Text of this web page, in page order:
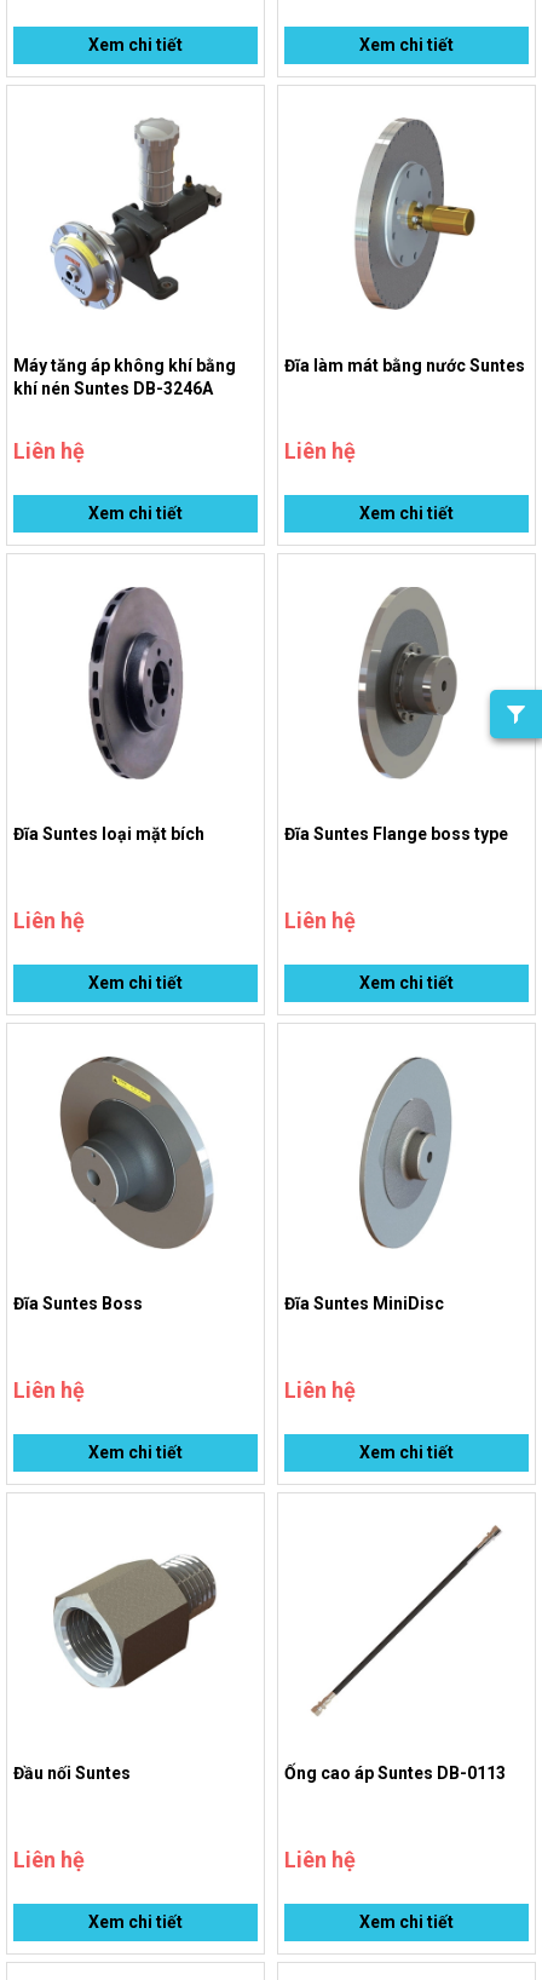
Xem chi tiết Xem chi tiết
Máy tăng áp không khí bằng
khí nén Suntes DB-3246A
Liên hệ
Xem chi tiết
Đĩa làm mát bằng nước Suntes
Liên hệ
Xem chi tiết
Đĩa Suntes loại mặt bích
Liên hệ
Xem chi tiết
Đĩa Suntes Flange boss type
Liên hệ
Xem chi tiết
Đĩa Suntes Boss
Liên hệ
Xem chi tiết
Đĩa Suntes MiniDisc
Liên hệ
Xem chi tiết
Đầu nối Suntes
Liên hệ
Xem chi tiết
Ống cao áp Suntes DB-0113
Liên hệ
Xem chi tiết